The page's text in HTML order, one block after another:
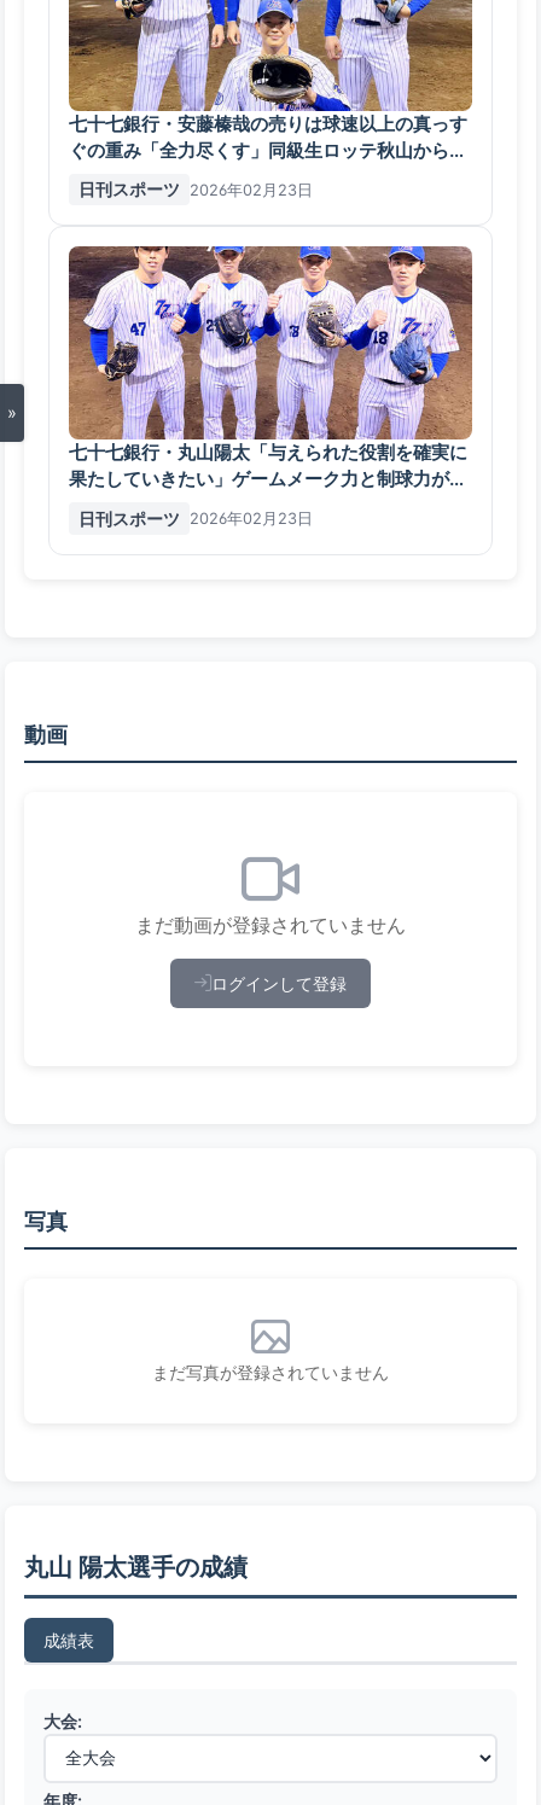
»
七十七銀行・安藤榛哉の売りは球速以上の真っす
ぐの重み「全力尽くす」同級生ロッテ秋山から刺
激 - アマ野球 : 日刊スポーツ
日刊スポーツ 2026年02月23日
七十七銀行・丸山陽太「与えられた役割を確実に
果たしていきたい」ゲームメーク力と制球力が売
り - アマ野球 : 日刊スポーツ
日刊スポーツ 2026年02月23日
動画
まだ動画が登録されていません
ログインして登録
写真
まだ写真が登録されていません
丸山 陽太選手の成績
成績表
大会:
年度: